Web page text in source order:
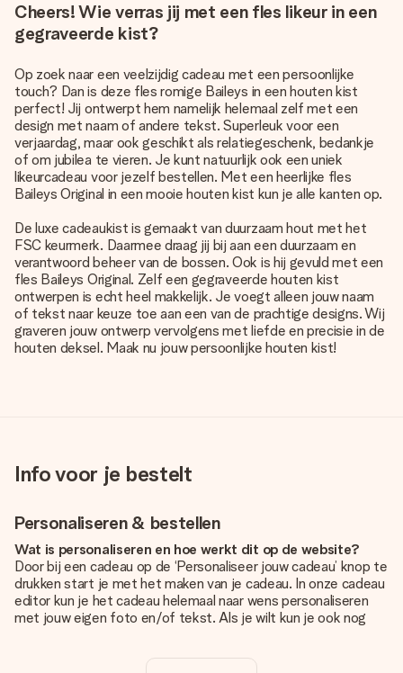
Cheers! Wie verras jij met een fles likeur in een
gegraveerde kist?
Op zoek naar een veelzijdig cadeau met een persoonlijke
touch? Dan is deze fles romige Baileys in een houten kist
perfect! Jij ontwerpt hem namelijk helemaal zelf met een
design met naam of andere tekst. Superleuk voor een
verjaardag, maar ook geschikt als relatiegeschenk, bedankje
of om jubilea te vieren. Je kunt natuurlijk ook een uniek
likeurcadeau voor jezelf bestellen. Met een heerlijke fles
Baileys Original in een mooie houten kist kun je alle kanten op.
De luxe cadeaukist is gemaakt van duurzaam hout met het
FSC keurmerk. Daarmee draag jij bij aan een duurzaam en
verantwoord beheer van de bossen. Ook is hij gevuld met een
fles Baileys Original. Zelf een gegraveerde houten kist
ontwerpen is echt heel makkelijk. Je voegt alleen jouw naam
of tekst naar keuze toe aan een van de prachtige designs. Wij
graveren jouw ontwerp vervolgens met liefde en precisie in de
houten deksel. Maak nu jouw persoonlijke houten kist!
Info voor je bestelt
Personaliseren & bestellen
Wat is personaliseren en hoe werkt dit op de website?
Door bij een cadeau op de ‘Personaliseer jouw cadeau’ knop te
drukken start je met het maken van je cadeau. In onze cadeau
editor kun je het cadeau helemaal naar wens personaliseren
met jouw eigen foto en/of tekst. Als je wilt kun je ook nog